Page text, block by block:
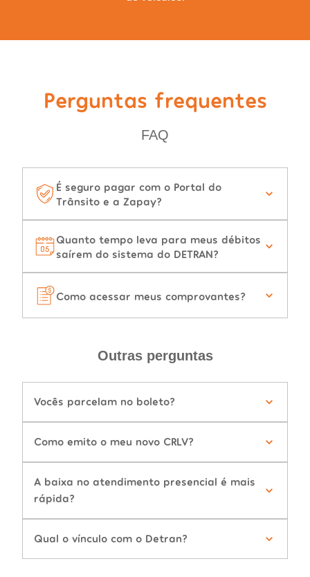
Perguntas frequentes
FAQ
É seguro pagar com o Portal do
Trânsito e a Zapay?
Quanto tempo leva para meus débitos
saírem do sistema do DETRAN?
Como acessar meus comprovantes?
Outras perguntas
Vocês parcelam no boleto?
Como emito o meu novo CRLV?
A baixa no atendimento presencial é mais
rápida?
Qual o vínculo com o Detran?